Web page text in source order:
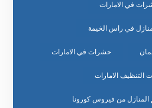
في الامارات
في راس الخيمة
حشرات في الامارات
التنظيف الامارات
من فيروس كورونا